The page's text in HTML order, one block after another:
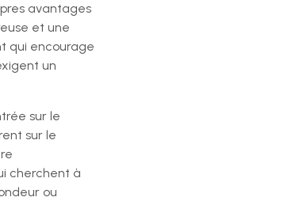
avantages
et une
qui encourage
un
sur le
sur le
cherchent à
ou